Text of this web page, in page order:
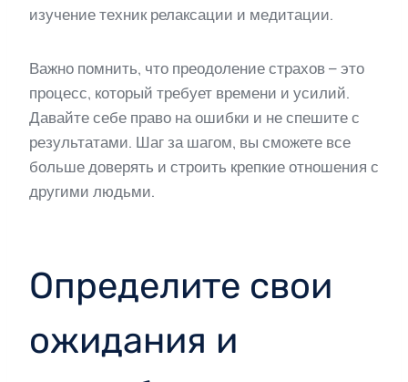
изучение техник релаксации и медитации.
Важно помнить, что преодоление страхов – это
процесс, который требует времени и усилий.
Давайте себе право на ошибки и не спешите с
результатами. Шаг за шагом, вы сможете все
больше доверять и строить крепкие отношения с
другими людьми.
Определите свои
ожидания и